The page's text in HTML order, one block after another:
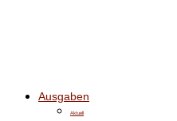
Ausgaben
Aktuell